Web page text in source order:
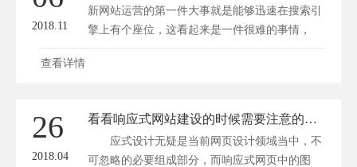
2018.11
新网站运营的第一件大事就是能够迅速在搜索引
擎上有个座位，这看起来是一件很难的事情，
因...
查看详情
26
2018.04
看看响应式网站建设的时候需要注意的图片处理技巧
应式设计无疑是当前网页设计领域当中，不
可忽略的必要组成部分，而响应式网页中的图